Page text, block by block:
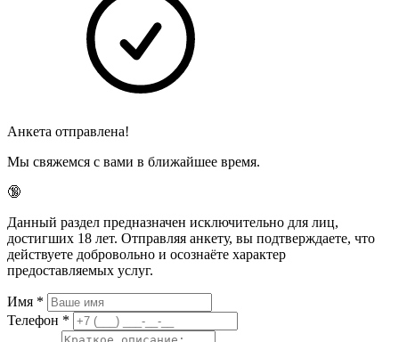
Анкета отправлена!
Мы свяжемся с вами в ближайшее время.
🔞
Данный раздел предназначен исключительно для лиц,
достигших 18 лет. Отправляя анкету, вы подтверждаете, что
действуете добровольно и осознаёте характер
предоставляемых услуг.
Имя *
Телефон *